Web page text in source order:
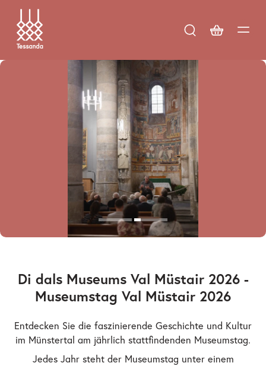
Di dals Museums Val Müstair 2026 -
Museumstag Val Müstair 2026
Entdecken Sie die faszinierende Geschichte und Kultur
im Münstertal am jährlich stattfindenden Museumstag.
Jedes Jahr steht der Museumstag unter einem